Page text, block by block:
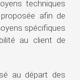
techniques
afin de
spécifiques
au client de
au départ des